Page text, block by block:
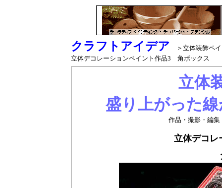
クラフトアイデア ＞立体装飾ペイ
立体デコレーションペイント作品3 角ボックス
立体
盛り上がった
作品・撮影・編集
立体デコレ